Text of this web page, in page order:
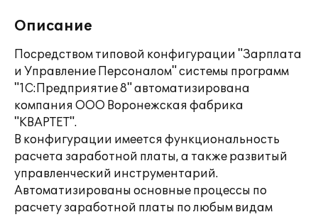
Описание
Посредством типовой конфигурации "Зарплата
и Управление Персоналом" системы программ
"1С:Предприятие 8" автоматизирована
компания ООО Воронежская фабрика
"КВАРТЕТ".
В конфигурации имеется функциональность
расчета заработной платы, а также развитый
управленческий инструментарий.
Автоматизированы основные процессы по
расчету заработной платы по любым видам